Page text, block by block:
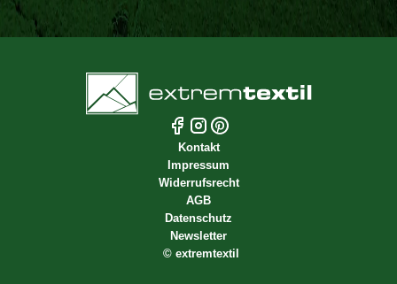
Kontakt
Impressum
Widerrufsrecht
AGB
Datenschutz
Newsletter
© extremtextil